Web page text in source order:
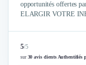
opportunités offertes
ELARGIR VOTRE
5/5
sur30 avis clients Authentifiés